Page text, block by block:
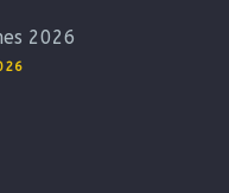
2026